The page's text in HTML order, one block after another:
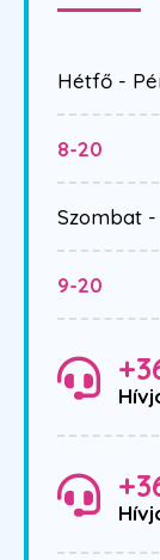
Hétfő -
8-20
Szombat
9-20